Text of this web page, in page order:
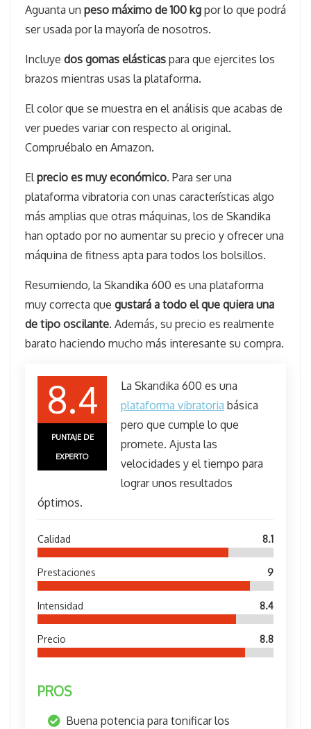
Aguanta un peso máximo de 100 kg por lo que podrá
ser usada por la mayoría de nosotros.
Incluye dos gomas elásticas para que ejercites los
brazos mientras usas la plataforma.
El color que se muestra en el análisis que acabas de
ver puedes variar con respecto al original.
Compruébalo en Amazon.
Elprecio es muy económico. Para ser una
plataforma vibratoria con unas características algo
más amplias que otras máquinas, los de Skandika
han optado por no aumentar su precio y ofrecer una
máquina de fitness apta para todos los bolsillos.
Resumiendo, la Skandika 600 es una plataforma
muy correcta que gustará a todo el que quiera una
de tipo oscilante. Además, su precio es realmente
barato haciendo mucho más interesante su compra.
8.4
PUNTAJE DE
EXPERTO
La Skandika 600 es una
plataforma vibratoria básica
pero que cumple lo que
promete. Ajusta las
velocidades y el tiempo para
lograr unos resultados
óptimos.
Calidad 8.1
Prestaciones 9
Intensidad 8.4
Precio 8.8
PROS
Buena potencia para tonificar los